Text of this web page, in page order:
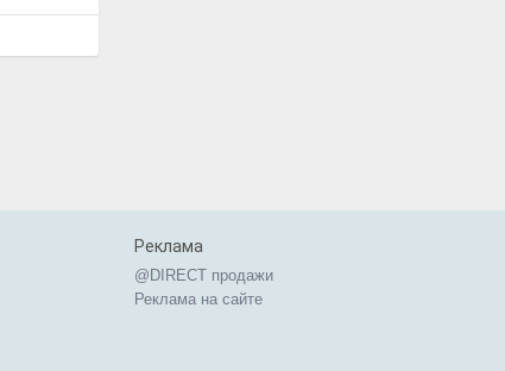
Реклама
@DIRECT продажи
Реклама на сайте